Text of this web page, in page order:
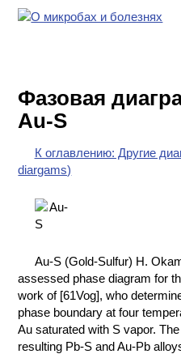
ХИМИЧЕСКАЯ
ПОСУДА
ВРЕДНЫЕ
ФАКТОРЫ
ХИМИЯ НА
ПРОИЗВОДСТВЕ
И ХИМИЧЕСКАЯ
ТЕХНОЛОГИЯ
Фазовая
Au-S
К оглавлению: Другие
diargams)
Au-S (Gold-Sulfur) H.
assessed phase diagram for
work of [61Vog], who
phase boundary at four
Au saturated with S vapor.
resulting Pb-S and Au-Pb